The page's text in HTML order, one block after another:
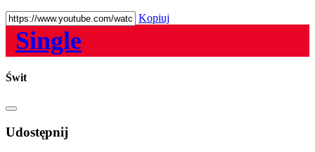
Kopiuj
Single
Świt
Udostępnij